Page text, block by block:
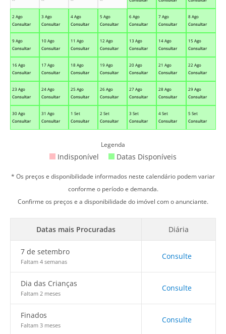
2 Ago
Consultar
3 Ago
Consultar
4 Ago
Consultar
5 Ago
Consultar
6 Ago
Consultar
7 Ago
Consultar
8 Ago
Consultar
9 Ago
Consultar
10 Ago
Consultar
11 Ago
Consultar
12 Ago
Consultar
13 Ago
Consultar
14 Ago
Consultar
15 Ago
Consultar
16 Ago
Consultar
17 Ago
Consultar
18 Ago
Consultar
19 Ago
Consultar
20 Ago
Consultar
21 Ago
Consultar
22 Ago
Consultar
23 Ago
Consultar
24 Ago
Consultar
25 Ago
Consultar
26 Ago
Consultar
27 Ago
Consultar
28 Ago
Consultar
29 Ago
Consultar
30 Ago
Consultar
31 Ago
Consultar
1 Set
Consultar
2 Set
Consultar
3 Set
Consultar
4 Set
Consultar
5 Set
Consultar
Legenda
Indisponível Datas Disponíveis
* Os preços e disponibilidade informados neste calendário podem variar
conforme o período e demanda.
Confirme os preços e a disponibilidade do imóvel com o anunciante.
Datas mais Procuradas Diária
7 de setembro
Faltam 4 semanas
Consulte
Dia das Crianças
Faltam 2 meses
Consulte
Finados
Faltam 3 meses
Consulte